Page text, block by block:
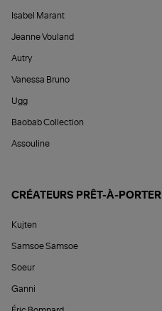
Isabel Marant
Jeanne Vouland
Autry
Vanessa Bruno
Ugg
Baobab Collection
Assouline
CRÉATEURS PRÊT-À-PORTER
Kujten
Samsoe Samsoe
Soeur
Ganni